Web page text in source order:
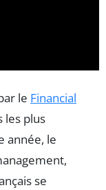
le Financial
les plus
année, le
se